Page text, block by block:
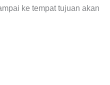
ke tempat tujuan akan